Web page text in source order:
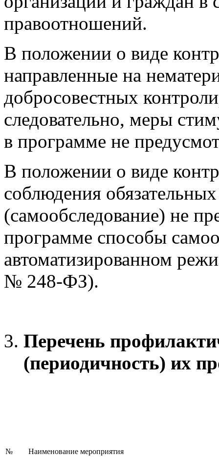
правоотношений.
В положении о виде
направленные на
добросовестных
следовательно, меры
в программе не
В положении о виде
соблюдения
(самообследование) не
программе способы
автоматизированном
№ 248-ФЗ).
Перечень
(периодичность) их
№ Наименование мероприятия